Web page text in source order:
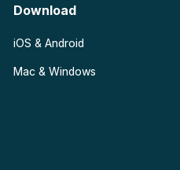
Download
iOS & Android
Mac & Windows